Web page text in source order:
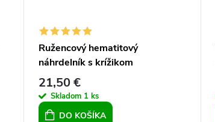
Ružencový hematitový
náhrdelník s krížikom
21,50 €
Skladom 1 ks
DO KOŠÍKA